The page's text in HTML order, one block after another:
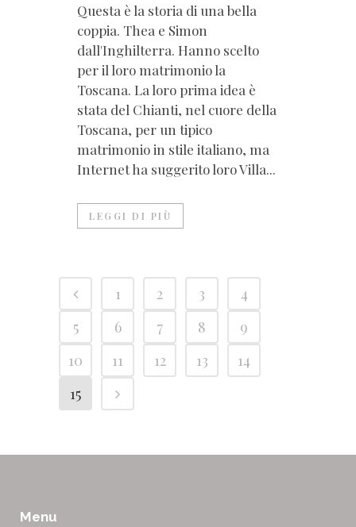
Questa è la storia di una bella
coppia. Thea e Simon
dall'Inghilterra. Hanno scelto
per il loro matrimonio la
Toscana. La loro prima idea è
stata del Chianti, nel cuore della
Toscana, per un tipico
matrimonio in stile italiano, ma
Internet ha suggerito loro Villa...
LEGGI DI PIÙ
1 2 3
4
5
6 7 8
9
10
11 12 13
14
15
Menu